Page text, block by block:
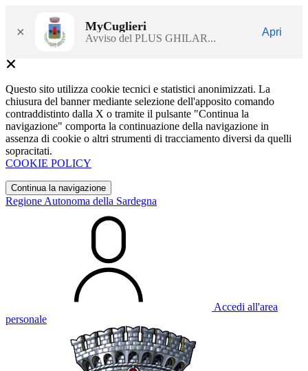
× MyCuglieri
Avviso del PLUS GHILAR...
Apri
Questo sito utilizza cookie tecnici e statistici anonimizzati. La
chiusura del banner mediante selezione dell'apposito comando
contraddistinto dalla X o tramite il pulsante "Continua la
navigazione" comporta la continuazione della navigazione in
assenza di cookie o altri strumenti di tracciamento diversi da quelli
sopracitati.
COOKIE POLICY
Continua la navigazione
Regione Autonoma della Sardegna
Accedi all'area
personale